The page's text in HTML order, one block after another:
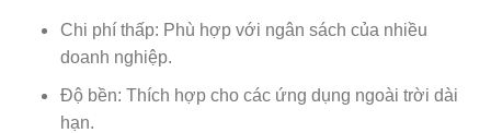
Chi phí thấp: Phù hợp với ngân sách của nhiều
doanh nghiệp.
Độ bền: Thích hợp cho các ứng dụng ngoài trời dài
hạn.